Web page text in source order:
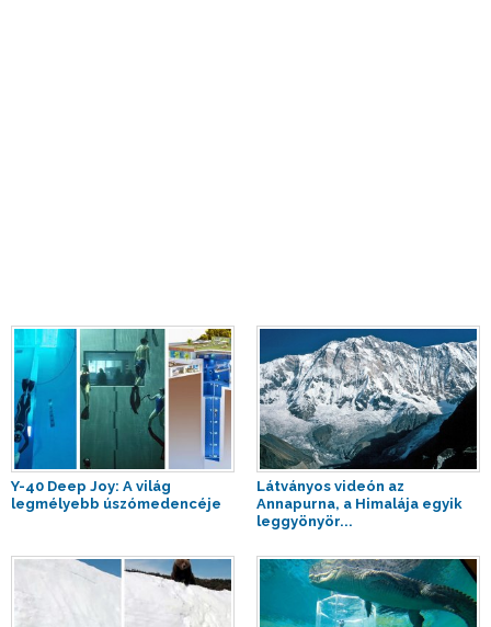
Y-40 Deep Joy: A világ
legmélyebb úszómedencéje
Látványos videón az
Annapurna, a Himalája egyik
leggyönyör...